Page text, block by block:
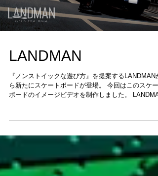
LANDMAN
『ノンストイックな遊び方』を提案するLANDMANか
ら新たにスケートボードが登場。 今回はこのスケー
ボードのイメージビデオを制作しました。 LANDMAN